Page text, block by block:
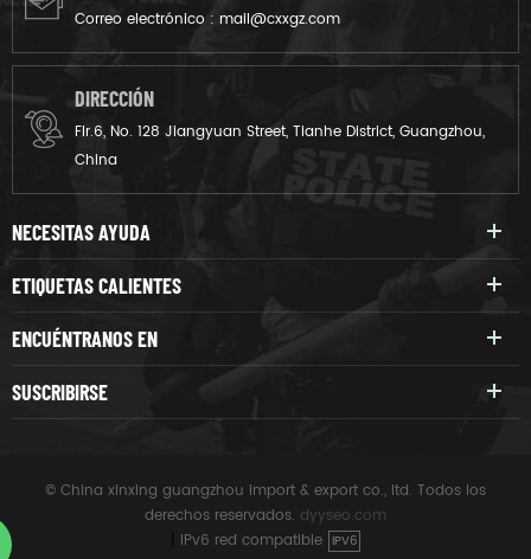
Correo electrónico : mail@cxxgz.com
DIRECCIÓN
Flr.6, No. 128 Jiangyuan Street, Tianhe District, Guangzhou,
China
NECESITAS AYUDA
ETIQUETAS CALIENTES
ENCUÉNTRANOS EN
SUSCRIBIRSE
© China xinxing guangzhou import & export co., ltd. Todos los
derechos reservados. dyyseo.com
IPv6 red compatible IPV6